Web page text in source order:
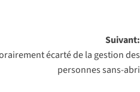
Suivant:
écarté de la gestion des
personnes sans-abri